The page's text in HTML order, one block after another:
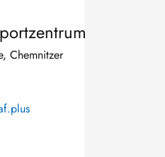
Chemnitzer